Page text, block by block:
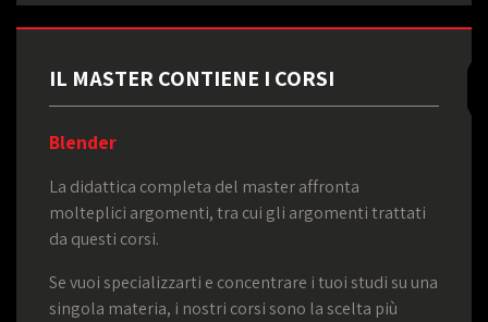
IL MASTER CONTIENE I CORSI
Blender
La didattica completa del master affronta
molteplici argomenti, tra cui gli argomenti trattati
da questi corsi.
Se vuoi specializzarti e concentrare i tuoi studi su una
singola materia, i nostri corsi sono la scelta più